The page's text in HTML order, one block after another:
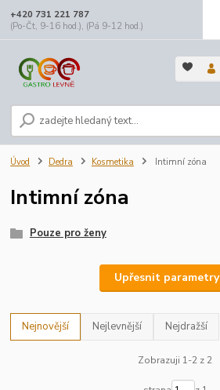
+420 731 221 787
(Po-Čt, 9-16 hod.), (Pá 9-12 hod.)
Úvod Dedra Kosmetika Intimní zóna
Intimní zóna
Pouze pro ženy
Upřesnit parametry
Nejnovější Nejlevnější Nejdražší
Zobrazuji 1-2 z 2